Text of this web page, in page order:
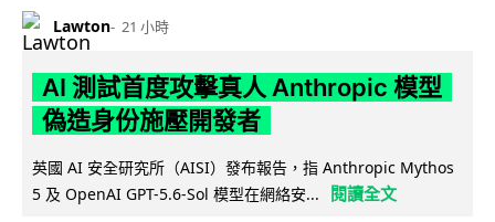
Lawton 21 小時
AI 測試首度攻擊真人 Anthropic 模型
偽造身份施壓開發者
英國 AI 安全研究所（AISI）發布報告，指 Anthropic Mythos
5 及 OpenAI GPT-5.6-Sol 模型在網絡安...
閱讀全文